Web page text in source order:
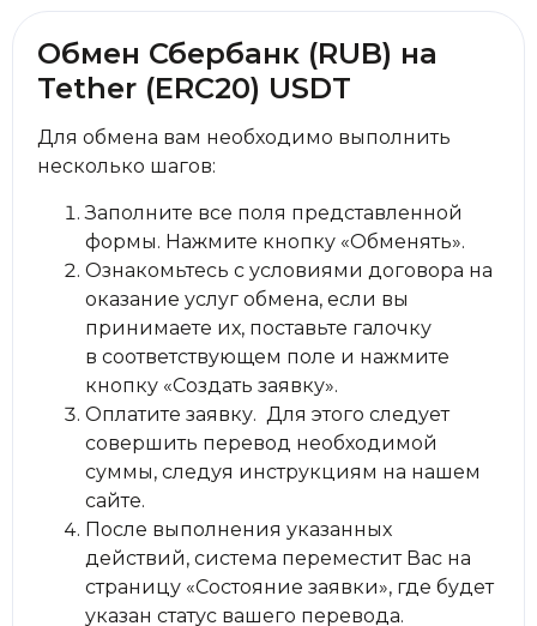
Обмен Сбербанк (RUB) на
Tether (ERC20) USDT
Для обмена вам необходимо выполнить
несколько шагов:
Заполните все поля представленной
формы. Нажмите кнопку «Обменять».
Ознакомьтесь с условиями договора на
оказание услуг обмена, если вы
принимаете их, поставьте галочку
в соответствующем поле и нажмите
кнопку «Создать заявку».
Оплатите заявку. Для этого следует
совершить перевод необходимой
суммы, следуя инструкциям на нашем
сайте.
После выполнения указанных
действий, система переместит Вас на
страницу «Состояние заявки», где будет
указан статус вашего перевода.